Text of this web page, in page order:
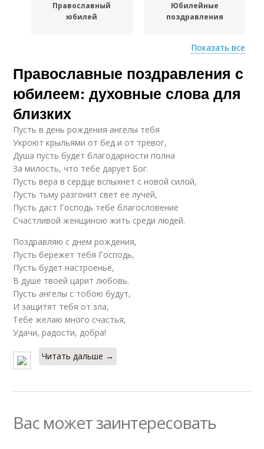
Православный
юбилей
Юбилейные
поздравления
православной
Поздравления по
сравнению
Подходы к
православным
поздравлениям
Показать все
Православные поздравления с
юбилеем: духовные слова для
близких
Пусть в день рождения ангелы тебя
Укроют крыльями от бед и от тревог,
Душа пусть будет благодарности полна
За милость, что тебе дарует Бог.
Пусть вера в сердце вспыхнет с новой силой,
Пусть тьму разгонит свет ее лучей,
Пусть даст Господь тебе благословение
Счастливой женщиною жить среди людей.
Поздравляю с днем рождения,
Пусть бережет тебя Господь,
Пусть будет настроенье,
В душе твоей царит любовь.
Пусть ангелы с тобою будут,
И защитят тебя от зла,
Тебе желаю много счастья,
Удачи, радости, добра!
Читать дальше →
Вас может заинтересовать